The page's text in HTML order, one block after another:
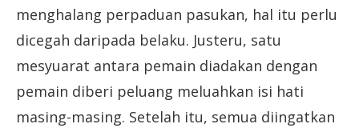
menghalang perpaduan pasukan, hal itu perlu
dicegah daripada belaku. Justeru, satu
mesyuarat antara pemain diadakan dengan
pemain diberi peluang meluahkan isi hati
masing-masing. Setelah itu, semua diingatkan